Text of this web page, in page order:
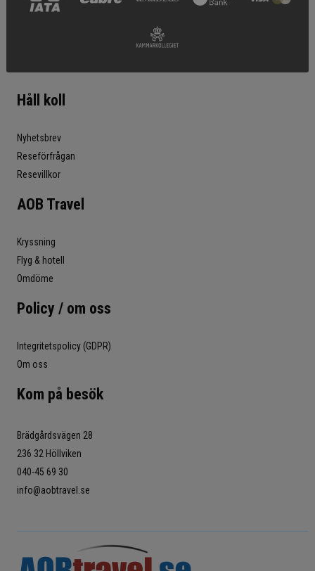
Håll koll
Nyhetsbrev
Reseförfrågan
Resevillkor
AOB Travel
Kryssning
Flyg & hotell
Omdöme
Policy / om oss
Integritetspolicy (GDPR)
Om oss
Kom på besök
Brädgårdsvägen 28
236 32 Höllviken
040-45 69 30
info@aobtravel.se